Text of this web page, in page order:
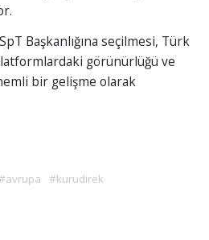
Başkanlığına seçilmesi, Türk
görünürlüğü ve
bir gelişme olarak
#kurudirek